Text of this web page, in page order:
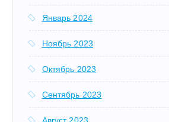
Январь 2024
Ноябрь 2023
Октябрь 2023
Сентябрь 2023
Август 2023